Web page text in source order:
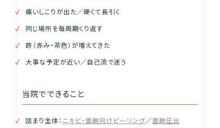
痛いしこりが出た／硬くて長引く
同じ場所を毎周期くり返す
跡（赤み・茶色）が増えてきた
大事な予定が近い／自己流で迷う
当院でできること
詰まり主体： ニキビ・面皰向けピーリング／面皰圧出